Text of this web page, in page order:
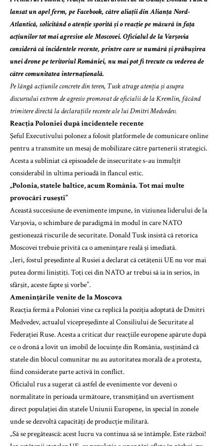
lansat un apel ferm, pe Facebook, către aliații din Alianța Nord-
Atlantică, solicitând o atenție sporită și o reacție pe măsură în fața
acțiunilor tot mai agresive ale Moscovei. Oficialul de la Varșovia
consideră că incidentele recente, printre care se numără și prăbușirea
unei drone pe teritoriul României, nu mai pot fi trecute cu vederea de
către comunitatea internațională.
Pe lângă acțiunile concrete din teren, Tusk atrage atenția și asupra
discursului extrem de agresiv promovat de oficialii de la Kremlin, făcând
trimitere directă la declarațiile recente ale lui Dmitri Medvedev.
Reacția Poloniei după incidentele recente
Șeful Executivului polonez a folosit platformele de comunicare online
pentru a transmite un mesaj de mobilizare către partenerii strategici.
Acesta a subliniat că episoadele de insecuritate s-au înmulțit
considerabil în ultima perioadă în flancul estic.
„Polonia, statele baltice, acum România. Tot mai multe
provocări ruseşti”
Această succesiune de evenimente impune, în viziunea liderului de la
Varșovia, o schimbare de paradigmă în modul în care NATO
gestionează riscurile de securitate. Donald Tusk insistă că retorica
Moscovei trebuie privită ca o amenințare reală și imediată.
„Ieri, fostul preşedinte al Rusiei a declarat că cetăţenii UE nu vor mai
putea dormi liniştiţi. Toţi cei din NATO ar trebui să ia în serios, în
sfârşit, aceste fapte şi vorbe”.
Amenințările venite de la Moscova
Reacția fermă a Poloniei vine ca replică la poziția adoptată de Dmitri
Medvedev, actualul vicepreședinte al Consiliului de Securitate al
Federației Ruse. Acesta a criticat dur reacțiile europene apărute după
ce o dronă a lovit un imobil de locuințe din România, susținând că
statele din blocul comunitar nu au autoritatea morală de a protesta,
fiind considerate parte activă în conflict.
Oficialul rus a sugerat că astfel de evenimente vor deveni o
normalitate în perioada următoare, transmițând un avertisment
direct populației din statele Uniunii Europene, în special în zonele
unde se dezvoltă capacități de producție militară.
„Să se pregătească: acest lucru va continua să se întâmple. Este război!